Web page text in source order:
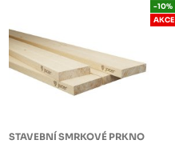
STAVEBNÍ SMRKOVÉ PRKNO
-10%
AKCE